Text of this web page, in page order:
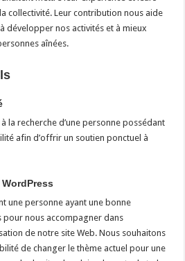
collectivité. Leur contribution nous aide
développer nos activités et à mieux
aînées.
la recherche d’une personne possédant
afin d’offrir un soutien ponctuel à
une personne ayant une bonne
pour nous accompagner dans
de notre site Web. Nous souhaitons
de changer le thème actuel pour une